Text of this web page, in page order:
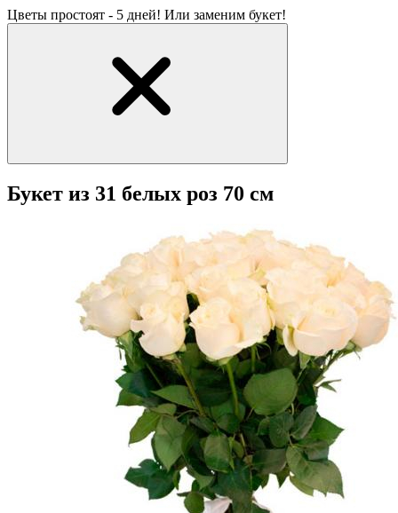
Цветы простоят - 5 дней! Или заменим букет!
Букет из 31 белых роз 70 см